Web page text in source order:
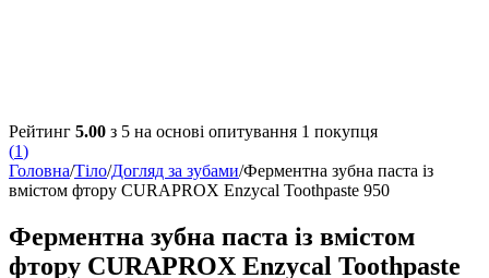
Рейтинг 5.00 з 5 на основі опитування 1 покупця
(1)
Головна/Тіло/Догляд за зубами/Ферментна зубна паста із
вмістом фтору CURAPROX Enzycal Toothpaste 950
Ферментна зубна паста із вмістом
фтору CURAPROX Enzycal Toothpaste